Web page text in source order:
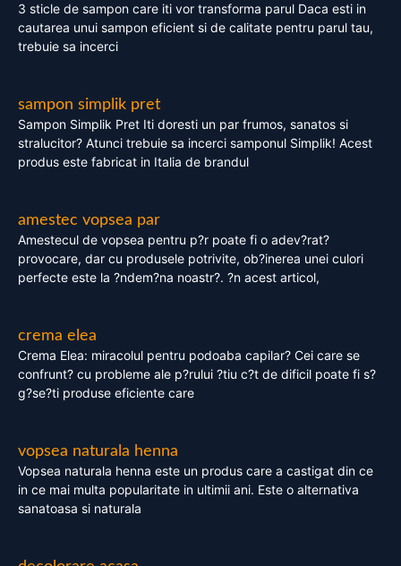
3 sticle de sampon care iti vor transforma parul Daca esti in
cautarea unui sampon eficient si de calitate pentru parul tau,
trebuie sa incerci
sampon simplik pret
Sampon Simplik Pret Iti doresti un par frumos, sanatos si
stralucitor? Atunci trebuie sa incerci samponul Simplik! Acest
produs este fabricat in Italia de brandul
amestec vopsea par
Amestecul de vopsea pentru p?r poate fi o adev?rat?
provocare, dar cu produsele potrivite, ob?inerea unei culori
perfecte este la ?ndem?na noastr?. ?n acest articol,
crema elea
Crema Elea: miracolul pentru podoaba capilar? Cei care se
confrunt? cu probleme ale p?rului ?tiu c?t de dificil poate fi s?
g?se?ti produse eficiente care
vopsea naturala henna
Vopsea naturala henna este un produs care a castigat din ce
in ce mai multa popularitate in ultimii ani. Este o alternativa
sanatoasa si naturala